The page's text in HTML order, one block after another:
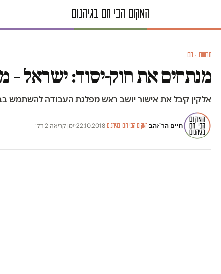
חדשות · חם
מנתחים את חוק-יסוד: ישראל –
אלקין קיבל את אישור יושב ראש מפלגת העבודה להשתמש
חיים הר־זהב·המקום הכי חם בגיהנום·
22.10.2018
·זמן קריאה 2 דק׳